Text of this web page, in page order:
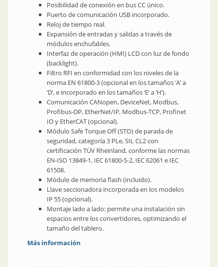
Posibilidad de conexión en bus CC único.
Puerto de comunicación USB incorporado.
Reloj de tiempo real.
Expansión de entradas y salidas a través de
módulos enchufables.
Interfaz de operación (HMI) LCD con luz de fondo
(backlight).
Filtro RFI en conformidad con los niveles de la
norma EN 61800-3 (opcional en los tamaños ‘A’ a
‘D’, e incorporado en los tamaños ‘E’ a ‘H’).
Comunicación CANopen, DeviceNet, Modbus,
Profibus-DP, EtherNet/IP, Modbus-TCP, Profinet
IO y EtherCAT (opcional).
Módulo Safe Torque Off (STO) de parada de
seguridad, categoría 3 PLe, SIL CL2 con
certificación TÜV Rheinland, conforme las normas
EN-ISO 13849-1, IEC 61800-5-2, IEC 62061 e IEC
61508.
Módulo de memoria flash (incluido).
Llave seccionadora incorporada en los modelos
IP 55 (opcional).
Montaje lado a lado: permite una instalación sin
espacios entre los convertidores, optimizando el
tamaño del tablero.
Más información